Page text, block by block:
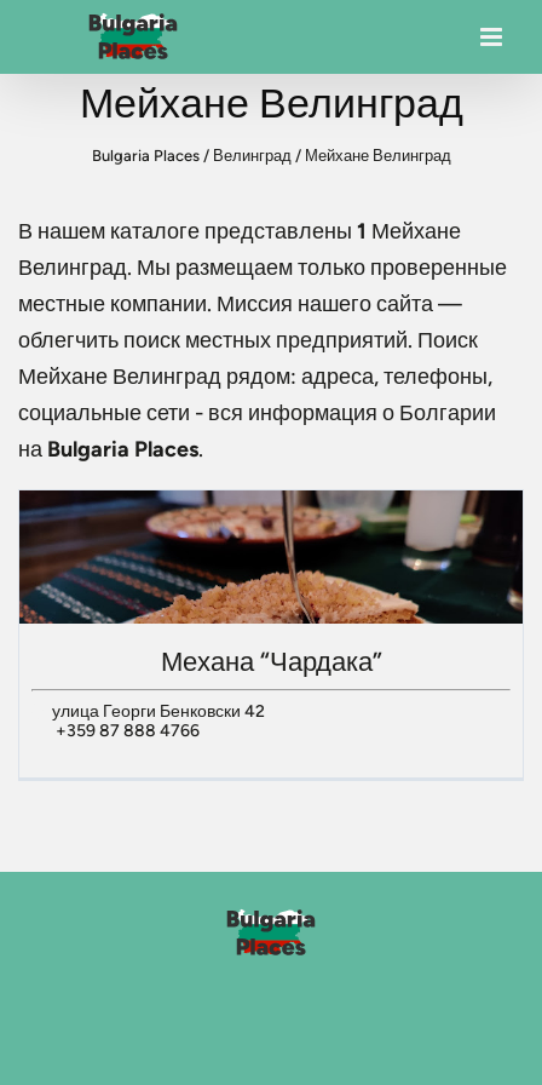
Мейхане Велинград
Bulgaria Places/ Велинград/ Мейхане Велинград
В нашем каталоге представлены 1 Мейхане
Велинград. Мы размещаем только проверенные
местные компании. Миссия нашего сайта —
облегчить поиск местных предприятий. Поиск
Мейхане Велинград рядом: адреса, телефоны,
социальные сети - вся информация о Болгарии
на Bulgaria Places.
Механа “Чардака”
улица Георги Бенковски 42
+359 87 888 4766